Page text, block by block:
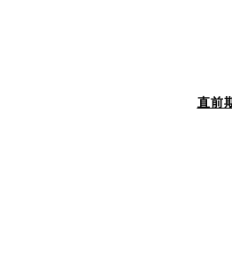
直前